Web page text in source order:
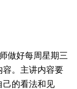
做好每周星期三
容。主讲内容要
己的看法和见